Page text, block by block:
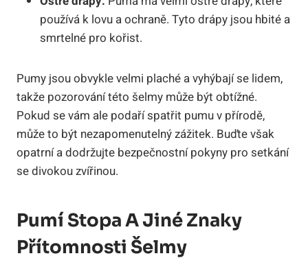
používá k lovu a ochraně. Tyto drápy jsou hbité a
smrtelné pro kořist.
Pumy jsou obvykle velmi plaché a vyhýbají se lidem,
takže pozorování této šelmy může být obtížné.
Pokud se vám ale podaří spatřit pumu v přírodě,
může to být nezapomenutelný zážitek. Buďte však
opatrní a dodržujte bezpečnostní pokyny pro setkání
se divokou zvířinou.
Pumí Stopa A Jiné Znaky
Přítomnosti Šelmy